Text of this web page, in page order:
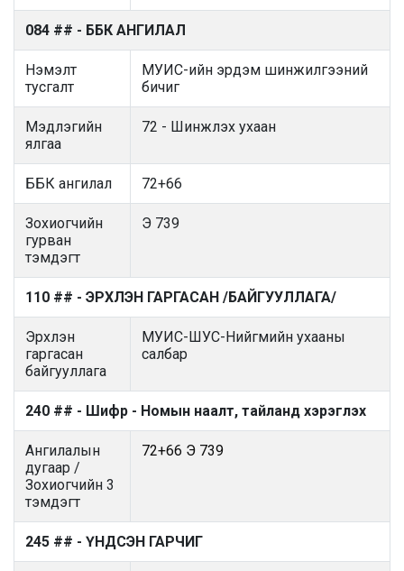
084 ## - ББК АНГИЛАЛ
Нэмэлт
тусгалт
МУИС-ийн эрдэм шинжилгээний
бичиг
Мэдлэгийн
ялгаа
72 - Шинжлэх ухаан
ББК ангилал 72+66
Зохиогчийн
гурван
тэмдэгт
Э 739
110 ## - ЭРХЛЭН ГАРГАСАН /БАЙГУУЛЛАГА/
Эрхлэн
гаргасан
байгууллага
МУИС-ШУС-Нийгмийн ухааны
салбар
240 ## - Шифр - Номын наалт, тайланд хэрэглэх
Ангилалын
дугаар /
Зохиогчийн 3
тэмдэгт
72+66 Э 739
245 ## - ҮНДСЭН ГАРЧИГ